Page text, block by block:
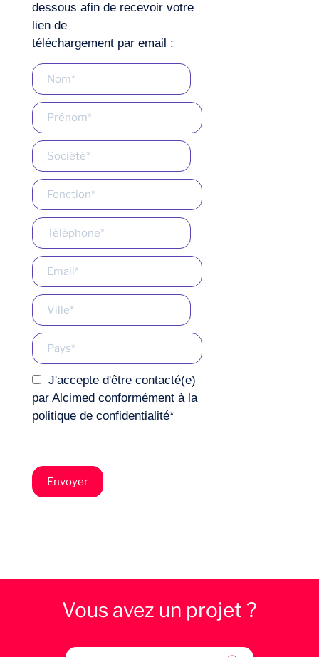
dessous afin de recevoir votre
lien de
téléchargement par email :
J'accepte d'être contacté(e)
par Alcimed conformément à la
politique de confidentialité*
Vous avez un projet ?